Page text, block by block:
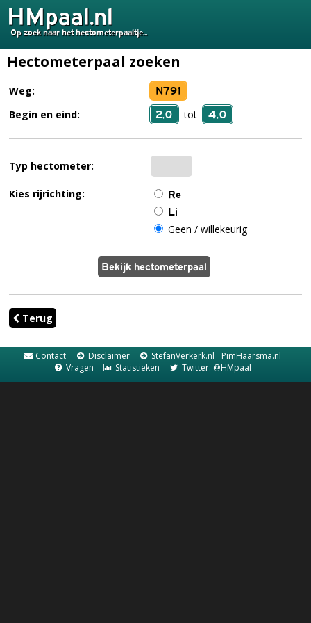
HMpaal.nl
Op zoek naar het hectometerpaaltje...
Hectometerpaal zoeken
Weg: N791
Begin en eind: 2,0 tot 4,0
Typ hectometer:
Kies rijrichting:
Re
Li
Geen / willekeurig
Terug
Contact Disclaimer StefanVerkerk.nl
PimHaarsma.nl
Vragen
Statistieken Twitter: @HMpaal